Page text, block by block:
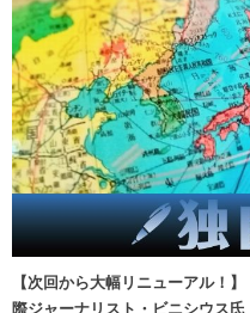
【次回から大幅リニューアル！
際ジャーナリスト・ビニシウス氏